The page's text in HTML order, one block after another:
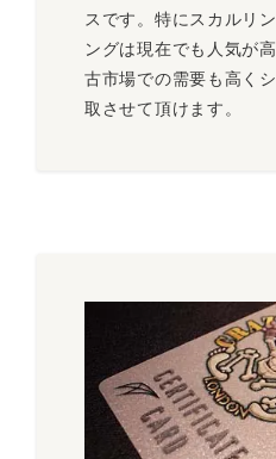
「LARGE HAND CUFF
ラージサイズです。クレイジー
リンクですので高額にて査定を
～
異名を持つ主人公がモチーフと
ンの方を中心に高い支持を持ち
～
スです。特にスカルリ
ングは現在でも人気が
古市場での需要も高く
取させて頂けます。